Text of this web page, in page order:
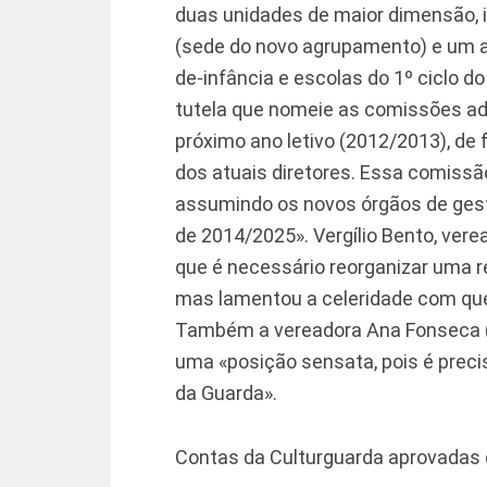
duas unidades de maior
(sede do novo agrupamento) e um
de-infância e escolas do 1º ciclo
tutela que nomeie as comissões
próximo ano letivo (2012/2013),
dos atuais diretores. Essa
assumindo os novos órgãos de
de 2014/2025». Vergílio Bento,
que é necessário reorganizar uma
mas lamentou a celeridade com
Também a vereadora Ana
uma «posição sensata, pois é
da Guarda».
Contas da Culturguarda